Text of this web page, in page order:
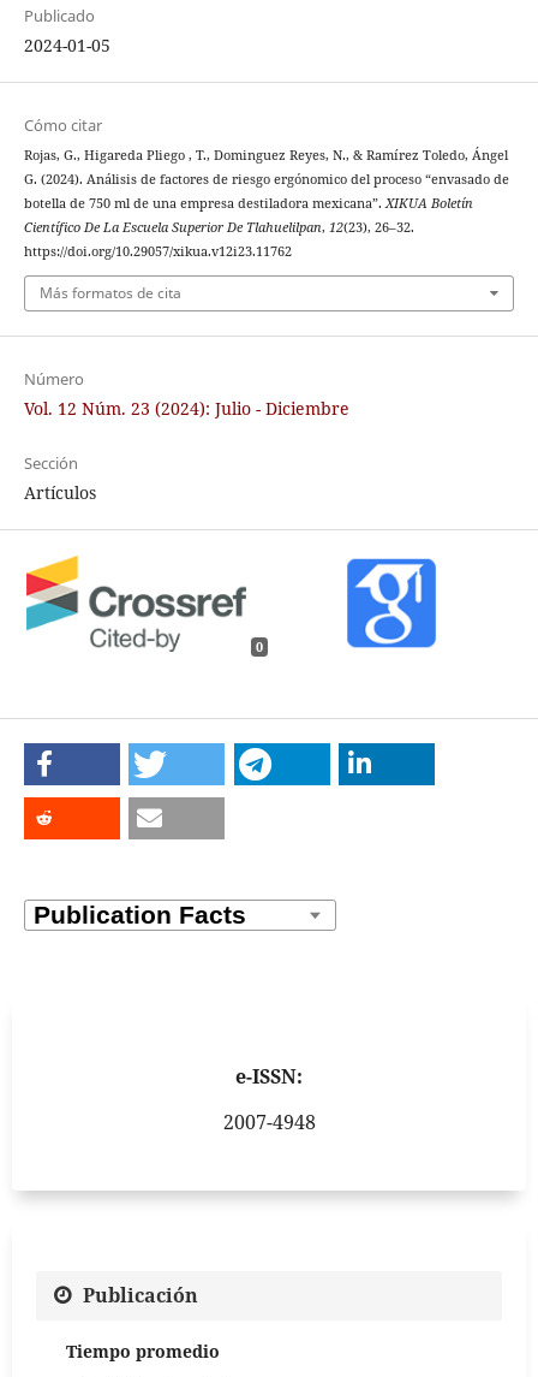
Publicado
2024-01-05
Cómo citar
Rojas, G., Higareda Pliego , T., Dominguez Reyes, N., & Ramírez Toledo, Ángel
G. (2024). Análisis de factores de riesgo ergónomico del proceso “envasado de
botella de 750 ml de una empresa destiladora mexicana”. XIKUA Boletín
Científico De La Escuela Superior De Tlahuelilpan, 12(23), 26–32.
https://doi.org/10.29057/xikua.v12i23.11762
Más formatos de cita
Número
Vol. 12 Núm. 23 (2024): Julio - Diciembre
Sección
Artículos
0
e-ISSN:
2007-4948
Publicación
Tiempo promedio